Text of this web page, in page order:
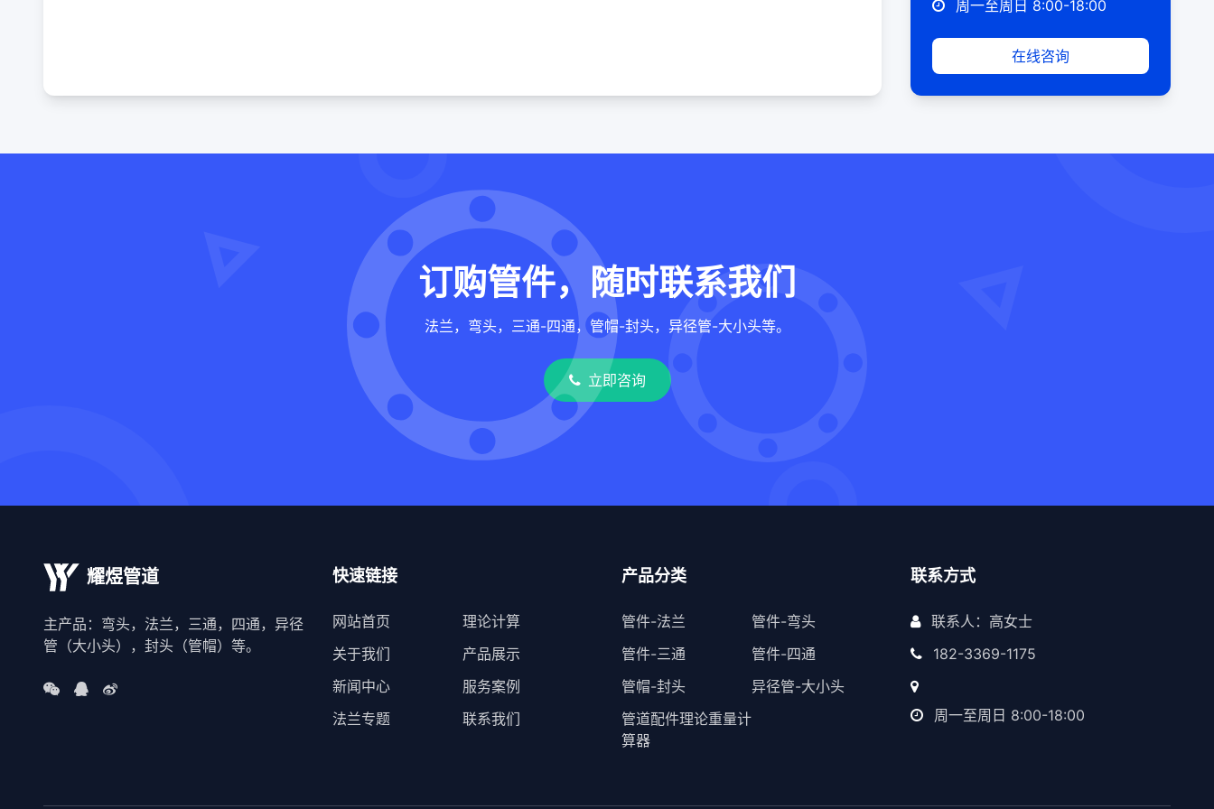
周一至周日 8:00-18:00
在线咨询
订购管件，随时联系我们
法兰，弯头，三通-四通，管帽-封头，异径管-大小头等。
立即咨询
耀煜管道
主产品：弯头，法兰，三通，四通，异径
管（大小头），封头（管帽）等。
快速链接
网站首页
理论计算
关于我们
产品展示
新闻中心
服务案例
法兰专题
联系我们
产品分类
管件-法兰
管件-弯头
管件-三通
管件-四通
管帽-封头
异径管-大小头
管道配件理论重量计
算器
联系方式
联系人：高女士
182-3369-1175
周一至周日 8:00-18:00